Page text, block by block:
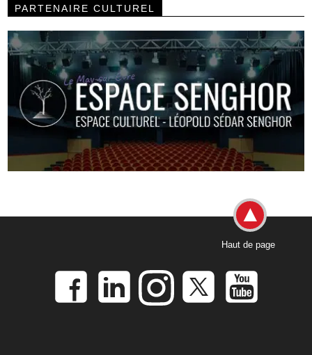
PARTENAIRE CULTUREL
Haut de page